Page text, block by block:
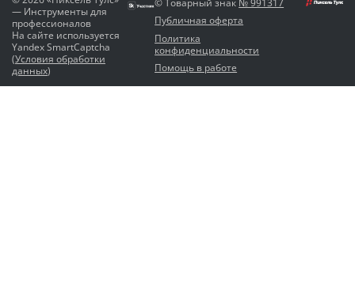
— Инструменты для
профессионалов
На сайте используется
Yandex SmartCaptcha
(Условия обработки
данных)
Публичная оферта
Политика
конфиденциальности
Помощь в работе